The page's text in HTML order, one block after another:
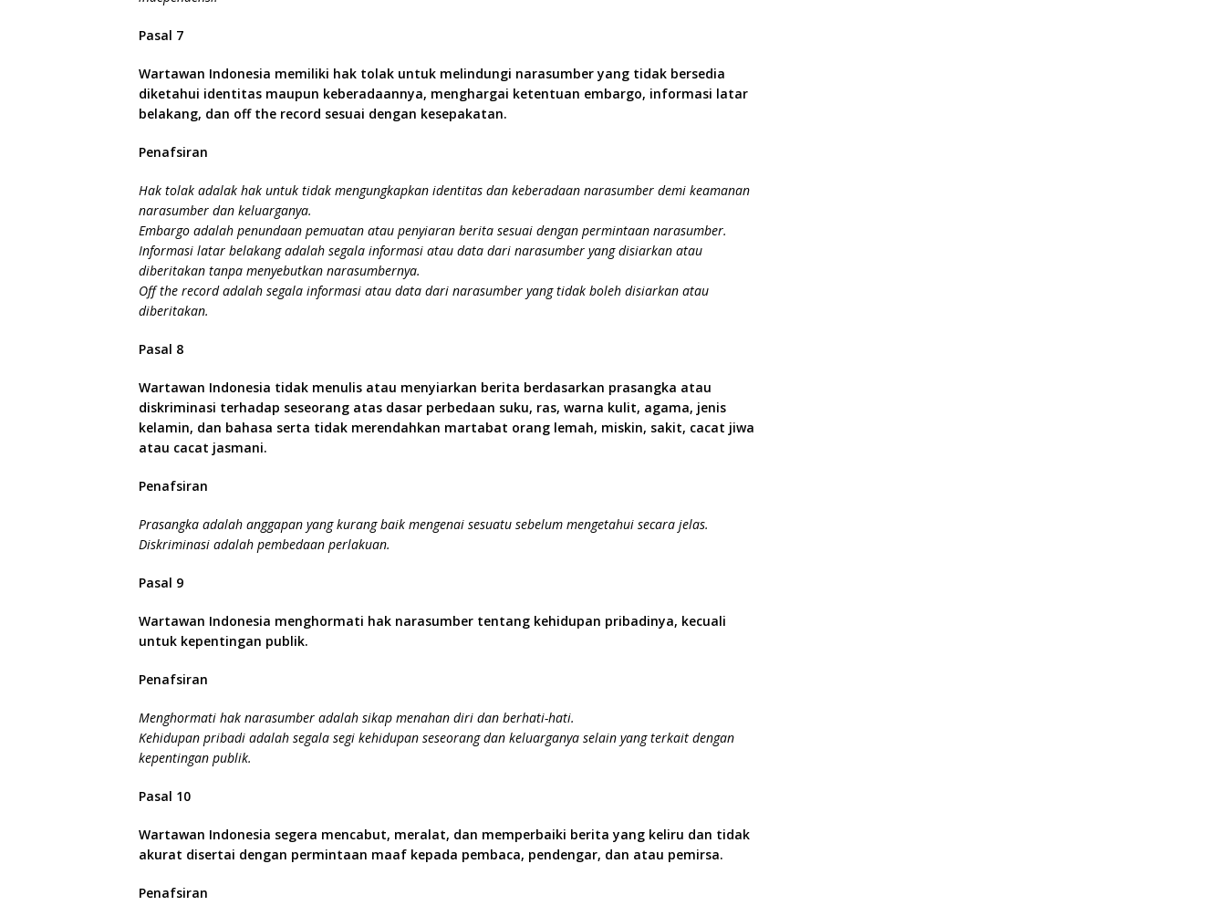
Pasal 7
Wartawan Indonesia memiliki hak tolak untuk melindungi narasumber yang tidak bersedia
diketahui identitas maupun keberadaannya, menghargai ketentuan embargo, informasi latar
belakang, dan off the record sesuai dengan kesepakatan.
Penafsiran
Hak tolak adalak hak untuk tidak mengungkapkan identitas dan keberadaan narasumber demi keamanan
narasumber dan keluarganya.
Embargo adalah penundaan pemuatan atau penyiaran berita sesuai dengan permintaan narasumber.
Informasi latar belakang adalah segala informasi atau data dari narasumber yang disiarkan atau
diberitakan tanpa menyebutkan narasumbernya.
Off the record adalah segala informasi atau data dari narasumber yang tidak boleh disiarkan atau
diberitakan.
Pasal 8
Wartawan Indonesia tidak menulis atau menyiarkan berita berdasarkan prasangka atau
diskriminasi terhadap seseorang atas dasar perbedaan suku, ras, warna kulit, agama, jenis
kelamin, dan bahasa serta tidak merendahkan martabat orang lemah, miskin, sakit, cacat jiwa
atau cacat jasmani.
Penafsiran
Prasangka adalah anggapan yang kurang baik mengenai sesuatu sebelum mengetahui secara jelas.
Diskriminasi adalah pembedaan perlakuan.
Pasal 9
Wartawan Indonesia menghormati hak narasumber tentang kehidupan pribadinya, kecuali
untuk kepentingan publik.
Penafsiran
Menghormati hak narasumber adalah sikap menahan diri dan berhati-hati.
Kehidupan pribadi adalah segala segi kehidupan seseorang dan keluarganya selain yang terkait dengan
kepentingan publik.
Pasal 10
Wartawan Indonesia segera mencabut, meralat, dan memperbaiki berita yang keliru dan tidak
akurat disertai dengan permintaan maaf kepada pembaca, pendengar, dan atau pemirsa.
Penafsiran